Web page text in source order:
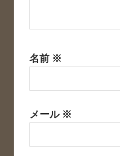
名前 ※
メール ※